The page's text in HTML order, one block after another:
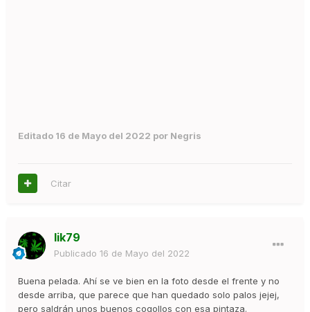
Editado 16 de Mayo del 2022 por Negris
Citar
lik79
Publicado 16 de Mayo del 2022
Buena pelada. Ahí se ve bien en la foto desde el frente y no
desde arriba, que parece que han quedado solo palos jejej,
pero saldrán unos buenos cogollos con esa pintaza.